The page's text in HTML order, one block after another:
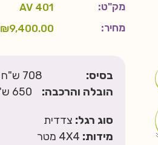
מק"ט:
AV 401
מחיר:
₪9,400.00
בסיס:
הובלה והרכבה: 650 ש"ח – למרכז הארץ
סוג רגל: צדדית
מידות: